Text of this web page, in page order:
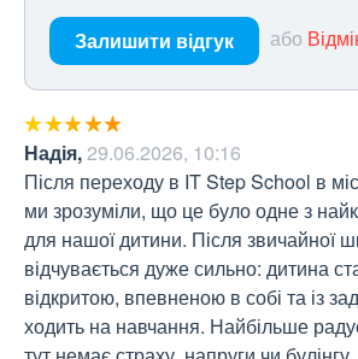
Залишити відгук або
Надія, 29.06.2026, 10:16
Після переходу в IT Step School в
ми зрозуміли, що це було одне з
для нашої дитини. Після звичайної
відчувається дуже сильно: дитина
відкритою, впевненою в собі та із
ходить на навчання. Найбільше